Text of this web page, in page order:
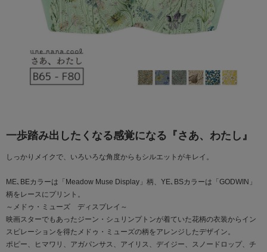
一歩踏み出したくなる感覚になる『さあ、わたし』
しっかりメイクで、いろいろな角度からもシルエットがキレイ。
ME､BEカラーは「Meadow Muse Display」柄、YE､BSカラーは「GODWIN」
柄をレースにプリント。
～メドゥ・ミューズ ディスプレイ～
映画スターでもあったジーン・シュリンプトンが着ていた花柄の衣装からイン
スピレーションを得たメドゥ・ミューズの柄をアレンジしたデザイン。
ポピー、ヒマワリ、アガパンサス、アイリス、デイジー、スノードロップ、チ